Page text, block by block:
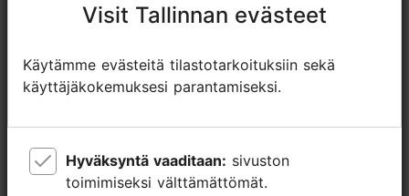
Tyyli: Kahvilat
Visit Tallinnan evästeet
Käytämme evästeitä tilastotarkoituksiin sekä
käyttäjäkokemuksesi parantamiseksi.
Hyväksyntä vaaditaan:
toimimiseksi välttämättömät.
Visit Tallinnan evästeet
Käytämme evästeitä tilastotarkoituksiin sekä
käyttäjäkokemuksesi parantamiseksi.
Hyväksyntä vaaditaan:
toimimiseksi välttämättömät.